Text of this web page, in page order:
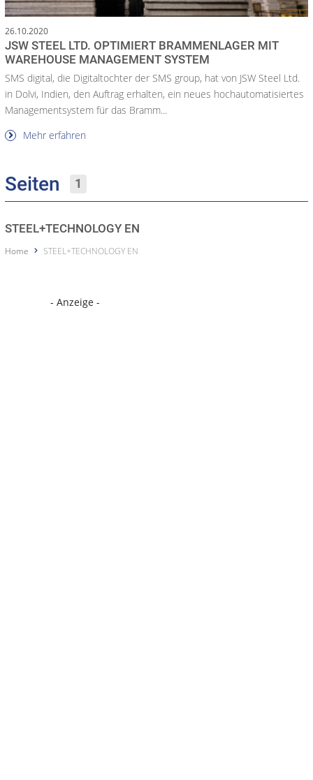
26.10.2020
JSW STEEL LTD. OPTIMIERT BRAMMENLAGER MIT
WAREHOUSE MANAGEMENT SYSTEM
SMS digital, die Digitaltochter der SMS group, hat von JSW Steel Ltd.
in Dolvi, Indien, den Auftrag erhalten, ein neues hochautomatisiertes
Managementsystem für das Bramm...
Mehr erfahren
Seiten 1
STEEL+TECHNOLOGY EN
Home STEEL+TECHNOLOGY EN
- Anzeige -